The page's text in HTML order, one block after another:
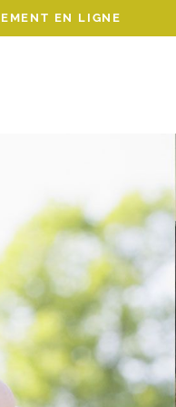
EN LIGNE